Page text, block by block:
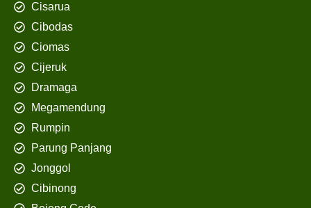
Cisarua
Cibodas
Ciomas
Cijeruk
Dramaga
Megamendung
Rumpin
Parung Panjang
Jonggol
Cibinong